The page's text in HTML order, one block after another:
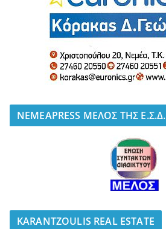
NEMEAPRESS ΜΕΛΟΣ ΤΗΣ Ε.Σ.Δ.
KARANTZOULIS REAL ESTATE